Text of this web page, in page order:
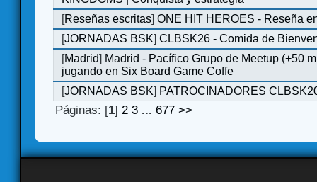
[Reseñas escritas]ONE HIT HEROES - Reseña
[JORNADAS BSK]CLBSK26 - Comida de
[Madrid] Madrid - Pacífico Grupo de Meetup (+50
jugando en Six Board Game Coffe
[JORNADAS BSK] PATROCINADORES
Páginas: [1]2 3 ...677 >>